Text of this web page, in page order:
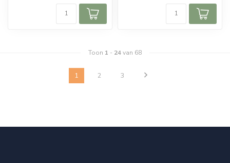
Toon 1 - 24van 68
1 2 3